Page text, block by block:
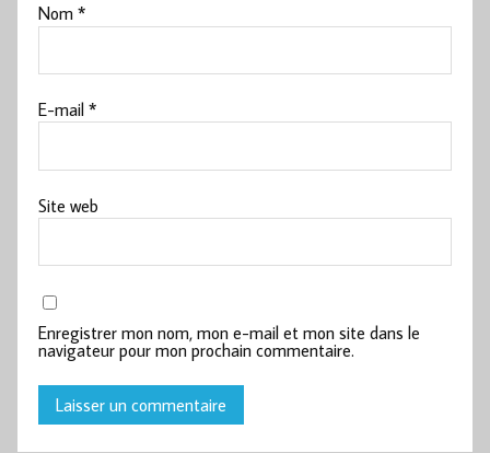
Nom*
E-mail*
Site web
Enregistrer mon nom, mon e-mail et mon site dans le
navigateur pour mon prochain commentaire.